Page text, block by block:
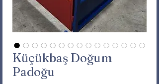
Küçükbaş Doğum
Padoğu